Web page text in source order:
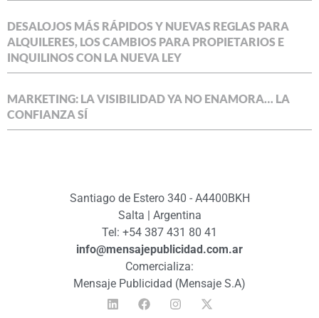
DESALOJOS MÁS RÁPIDOS Y NUEVAS REGLAS PARA
ALQUILERES, LOS CAMBIOS PARA PROPIETARIOS E
INQUILINOS CON LA NUEVA LEY
MARKETING: LA VISIBILIDAD YA NO ENAMORA… LA
CONFIANZA SÍ
Santiago de Estero 340 - A4400BKH
Salta | Argentina
Tel: +54 387 431 80 41
info@mensajepublicidad.com.ar
Comercializa:
Mensaje Publicidad (Mensaje S.A)